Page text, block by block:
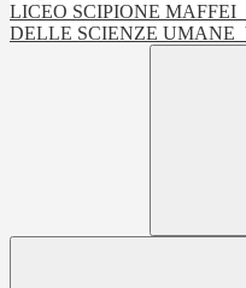
LICEO SCIPIONE MAFFEI
DELLE SCIENZE UMANE